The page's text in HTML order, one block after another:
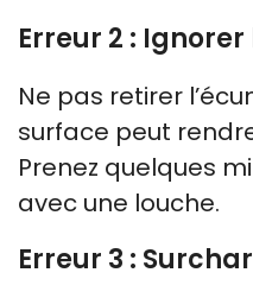
Erreur 2 : Ignorer
Ne pas retirer
surface peut
Prenez quelques
avec une louche.
Erreur 3 :